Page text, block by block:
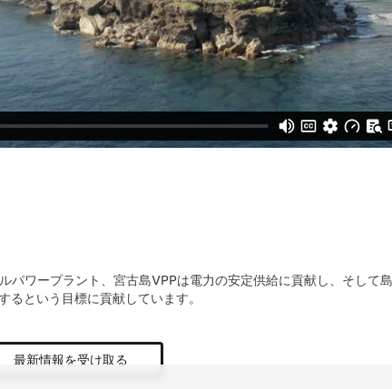
パワープラント、宮古島VPPは電力の安定供給に貢献し、そして島
という目標に貢献しています。
最新情報を受け取る